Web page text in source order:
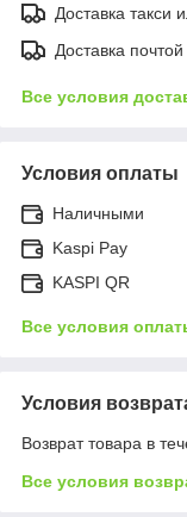
Доставка такси
Доставка почтой
Все условия
Условия оплаты
Наличными
Kaspi Pay
KASPI QR
Все условия
Условия
Возврат товара в
Все условия